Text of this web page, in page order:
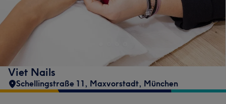
Viet Nails
Schellingstraße 11, Maxvorstadt, München